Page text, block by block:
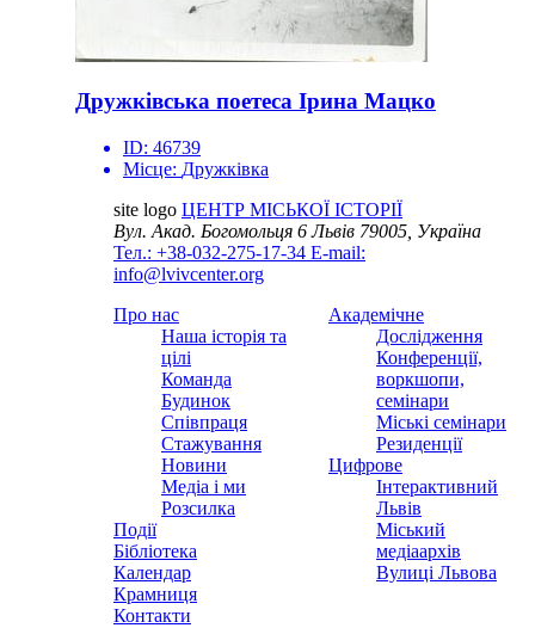
Дружківська поетеса Ірина Мацко
ID: 46739
Місце: Дружківка
site logo ЦЕНТР МІСЬКОЇ ІСТОРІЇ
Вул. Акад. Богомольця 6Львів 79005, Україна
Тел.: +38-032-275-17-34 E-mail:
info@lvivcenter.org
Про нас
Наша історія та
цілі
Команда
Будинок
Співпраця
Стажування
Новини
Медіа і ми
Розсилка
Події
Бібліотека
Календар
Крамниця
Контакти
Академічне
Дослідження
Конференції,
воркшопи,
семінари
Міські семінари
Резиденції
Цифрове
Інтерактивний
Львів
Міський
медіаархів
Вулиці Львова